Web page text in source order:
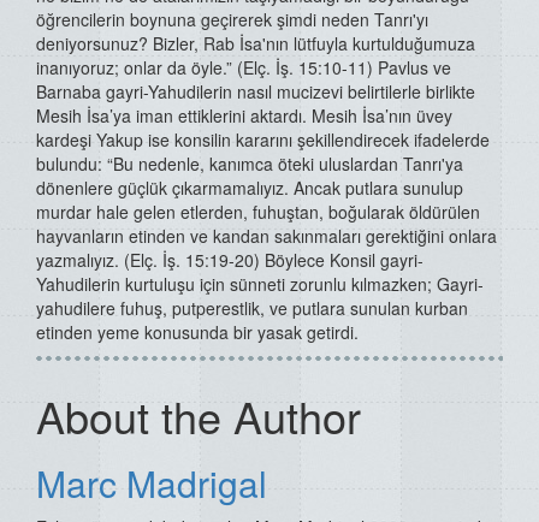
öğrencilerin boynuna geçirerek şimdi neden Tanrı'yı
deniyorsunuz? Bizler, Rab İsa'nın lütfuyla kurtulduğumuza
inanıyoruz; onlar da öyle.” (Elç. İş. 15:10-11) Pavlus ve
Barnaba gayri-Yahudilerin nasıl mucizevi belirtilerle birlikte
Mesih İsa’ya iman ettiklerini aktardı. Mesih İsa’nın üvey
kardeşi Yakup ise konsilin kararını şekillendirecek ifadelerde
bulundu: “Bu nedenle, kanımca öteki uluslardan Tanrı'ya
dönenlere güçlük çıkarmamalıyız. Ancak putlara sunulup
murdar hale gelen etlerden, fuhuştan, boğularak öldürülen
hayvanların etinden ve kandan sakınmaları gerektiğini onlara
yazmalıyız. (Elç. İş. 15:19-20) Böylece Konsil gayri-
Yahudilerin kurtuluşu için sünneti zorunlu kılmazken; Gayri-
yahudilere fuhuş, putperestlik, ve putlara sunulan kurban
etinden yeme konusunda bir yasak getirdi.
About the Author
Marc Madrigal